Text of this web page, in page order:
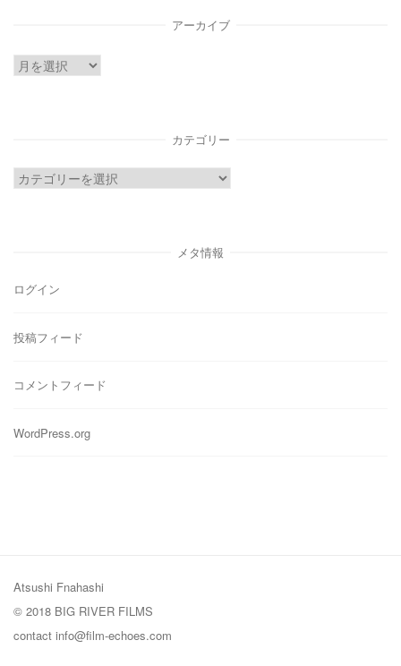
アーカイブ
ア
カテゴリー
カ
メタ情報
ログイン
投稿フィード
コメントフィード
WordPress.org
Atsushi Fnahashi
© 2018 BIG RIVER FILMS
contact info@film-echoes.com